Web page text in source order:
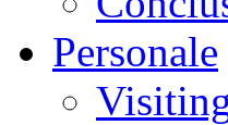
Personale